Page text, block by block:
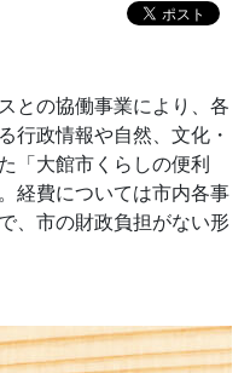
との協働事業により、各
行政情報や自然、文化・
「大館市くらしの便利
経費については市内各事
、市の財政負担がない形